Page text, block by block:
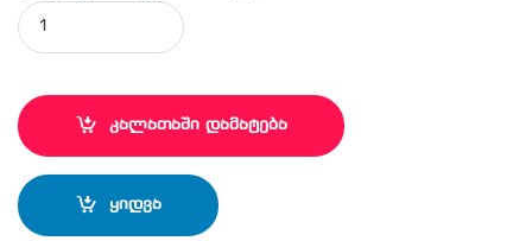
DREMEL - MM-720 მულტიფუნქციური ხელსაწყოს საჭრელი
კალათაში დამატება
ყიდვა